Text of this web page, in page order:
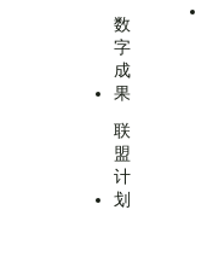
数
字
成
果
联
盟
计
划